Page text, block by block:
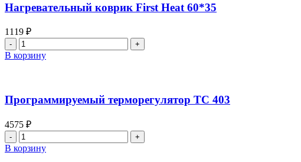
60*60
Нагревательный коврик First Heat 60*35
1119 ₽
Количество
товара
Нагревательный
60*35
В корзину
Программируемый терморегулятор ТС 403
4575 ₽
Количество
товара
Программируемый
В корзину